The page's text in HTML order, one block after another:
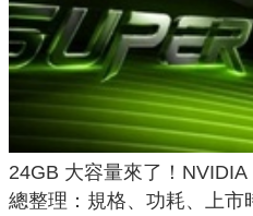
24GB 大容量來了！
總整理：規格、功耗、上市